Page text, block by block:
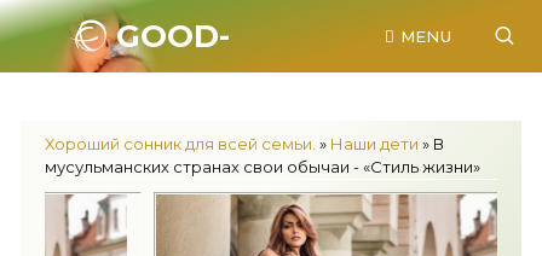
GOOD-
MENU
Хороший сонник для всей семьи. » Наши дети » В
мусульманских странах свои обычаи - «Стиль жизни»